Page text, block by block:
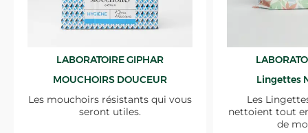
LABORATOIRE GIPHAR
MOUCHOIRS DOUCEUR
Les mouchoirs résistants qui vous
seront utiles.
Lingettes
Les
nettoient tout
de